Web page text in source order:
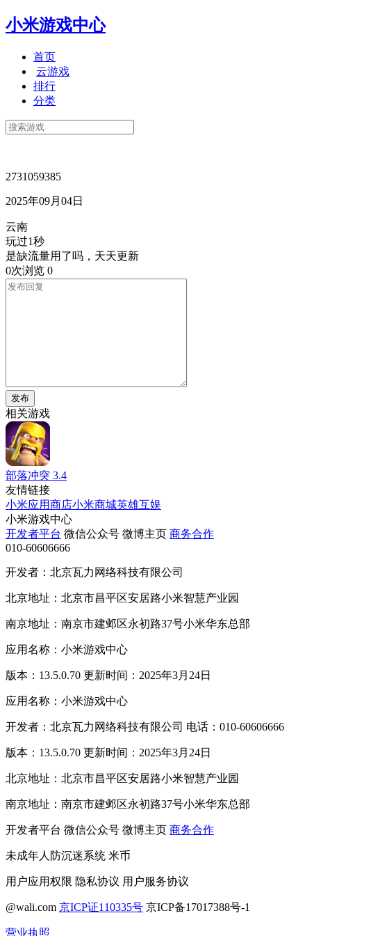
小米游戏中心
首页
云游戏
排行
分类
2731059385
2025年09月04日
云南
玩过1秒
是缺流量用了吗，天天更新
0次浏览 0
发布
相关游戏
部落冲突 3.4
友情链接
小米应用商店小米商城英雄互娱
小米游戏中心
开发者平台 微信公众号 微博主页 商务合作
010-60606666
开发者：北京瓦力网络科技有限公司
北京地址：北京市昌平区安居路小米智慧产业园
南京地址：南京市建邺区永初路37号小米华东总部
应用名称：小米游戏中心
版本：13.5.0.70 更新时间：2025年3月24日
应用名称：小米游戏中心
开发者：北京瓦力网络科技有限公司 电话：010-60606666
版本：13.5.0.70 更新时间：2025年3月24日
北京地址：北京市昌平区安居路小米智慧产业园
南京地址：南京市建邺区永初路37号小米华东总部
开发者平台 微信公众号 微博主页 商务合作
未成年人防沉迷系统 米币
用户应用权限 隐私协议 用户服务协议
@wali.com 京ICP证110335号 京ICP备17017388号-1
营业执照